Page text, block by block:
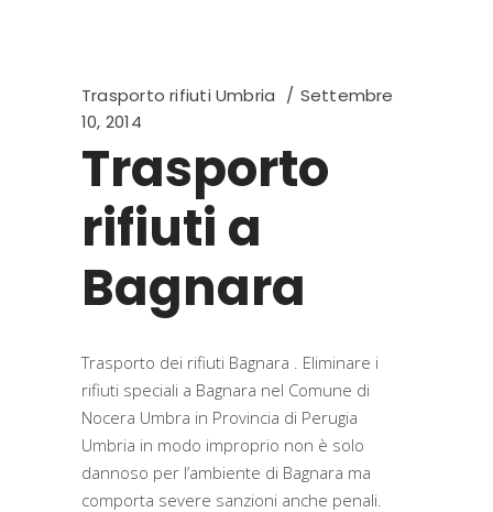
Trasporto rifiuti Umbria
Settembre
10, 2014
Trasporto
rifiuti a
Bagnara
Trasporto dei rifiuti Bagnara . Eliminare i
rifiuti speciali a Bagnara nel Comune di
Nocera Umbra in Provincia di Perugia
Umbria in modo improprio non è solo
dannoso per l’ambiente di Bagnara ma
comporta severe sanzioni anche penali.